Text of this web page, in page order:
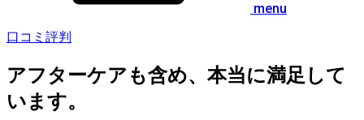
menu
口コミ評判
アフターケアも含め、本当に満足して
います。